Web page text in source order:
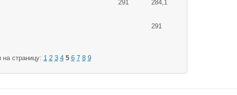
291 284,1
291
на страницу: 1 2 3 4 5 6 7 8 9